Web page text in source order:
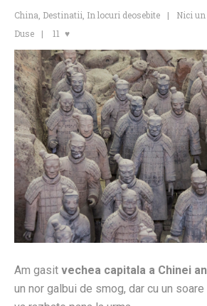
China, Destinatii, In locuri deosebite Nici
Duse
11
Am gasit vechea capitala a Chinei
un nor galbui de smog, dar cu un